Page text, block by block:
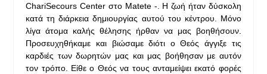
ChariSecours Center στο Matete -. Η ζωή ήταν δύσκολη
κατά τη διάρκεια δημιουργίας αυτού του κέντρου. Μόνο
λίγα άτομα καλής θέλησης ήρθαν να μας βοηθήσουν.
Προσευχηθήκαμε και βιώσαμε διότι ο Θεός άγγιξε τις
καρδιές των δωρητών μας και μας βοήθησαν με αυτόν
τον τρόπο. Είθε ο Θεός να τους ανταμείψει εκατό φορές